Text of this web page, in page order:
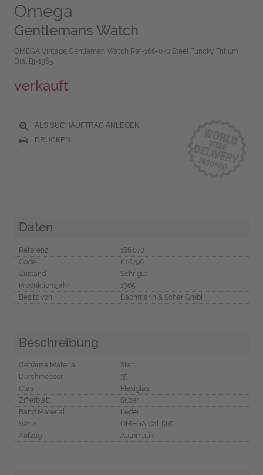
Omega
Gentlemans Watch
OMEGA Vintage Gentlemen Watch Ref-166-070 Steel Funcky Tritium
Dial Bj-1965
verkauft
ALS SUCHAUFTRAG ANLEGEN
DRUCKEN
Daten
Referenz
166.070
Code
K16796
Zustand
Sehr gut
Produktionsjahr
1965
Besitz von
Bachmann & Scher GmbH
Beschreibung
Gehäuse Material
Stahl
Durchmesser
35
Glas
Plexiglas
Zifferblatt
Silber
Band Material
Leder
Werk
OMEGA Cal. 565
Aufzug
Automatik